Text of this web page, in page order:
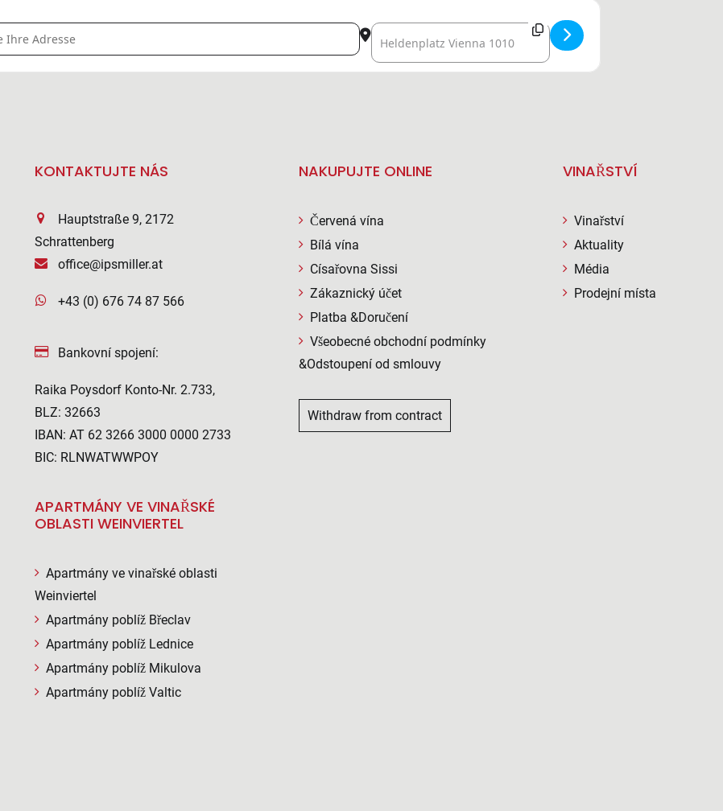
auf der Rotweingala in der Wiener Hofburg! [k2y3gXoPq]Destination Address - IPSMILLER auf der Rotweingala in
KONTAKTUJTE NÁS
Hauptstraße 9, 2172
Schrattenberg
office@ipsmiller.at
+43 (0) 676 74 87 566
Bankovní spojení:
Raika Poysdorf Konto-Nr. 2.733,
BLZ: 32663
IBAN: AT 62 3266 3000 0000 2733
BIC: RLNWATWWPOY
APARTMÁNY VE VINAŘSKÉ
OBLASTI WEINVIERTEL
Apartmány ve vinařské oblasti
Weinviertel
Apartmány poblíž Břeclav
Apartmány poblíž Lednice
Apartmány poblíž Mikulova
Apartmány poblíž Valtic
NAKUPUJTE ONLINE
Červená vína
Bílá vína
Císařovna Sissi
Zákaznický účet
Platba &Doručení
Všeobecné obchodní podmínky
&Odstoupení od smlouvy
Withdraw from contract
VINAŘSTVÍ
Vinařství
Aktuality
Média
Prodejní místa